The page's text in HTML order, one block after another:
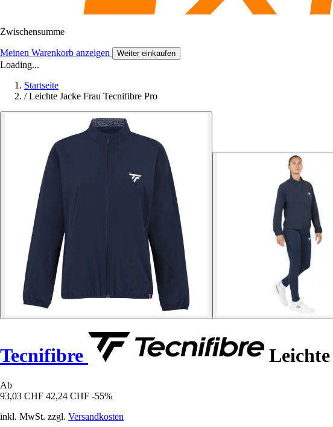
Zwischensumme
Meinen Warenkorb anzeigen Weiter einkaufen
Loading...
Startseite
/ Leichte Jacke Frau Tecnifibre Pro
Tecnifibre
Ab
93,03 CHF 42,24 CHF -55%
inkl. MwSt. zzgl. Versandkosten